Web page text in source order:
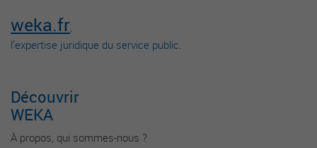
weka.fr,
l’expertise juridique du service public.
Découvrir
WEKA
À propos, qui sommes-nous ?